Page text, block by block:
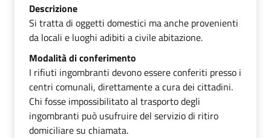
Descrizione
Si tratta di oggetti domestici ma anche provenienti
da locali e luoghi adibiti a civile abitazione.
Modalità di conferimento
I rifiuti ingombranti devono essere conferiti presso i
centri comunali, direttamente a cura dei cittadini.
Chi fosse impossibilitato al trasporto degli
ingombranti può usufruire del servizio di ritiro
domiciliare su chiamata.